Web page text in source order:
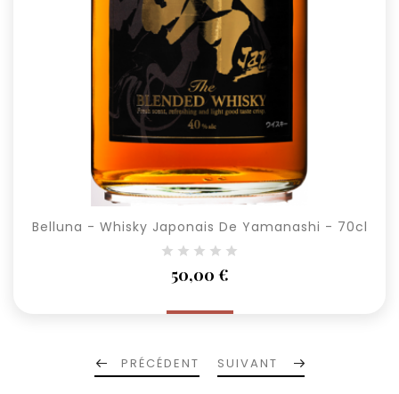
Belluna - Whisky Japonais De Yamanashi - 70cl
50,00 €Prix
PRÉCÉDENT SUIVANT